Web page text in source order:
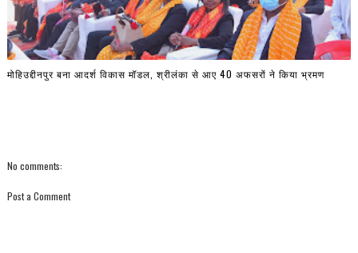
मोहिउद्दीनपुर बना आदर्श विकास मॉडल, श्रीलंका से आए 40 अफसरों ने किया भ्रमण
No comments:
Post a Comment